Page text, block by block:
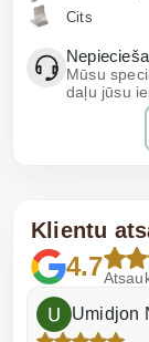
Cits
Mūsu
daļu jūsu
Klientu
4.7
Umidjon